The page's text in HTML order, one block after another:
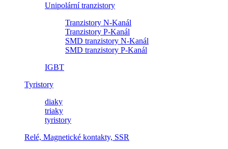
Unipolární tranzistory
Tranzistory N-Kanál
Tranzistory P-Kanál
SMD tranzistory N-Kanál
SMD tranzistory P-Kanál
IGBT
Tyristory
diaky
triaky
tyristory
Relé, Magnetické kontakty, SSR